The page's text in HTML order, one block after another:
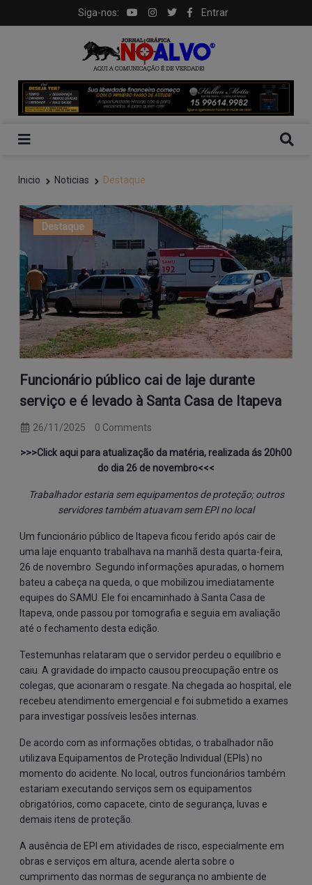
Siga-nos: Entrar
Inicio Noticias Destaque
Destaque
Funcionário público cai de laje durante
serviço e é levado à Santa Casa de Itapeva
26/11/2025 0 Comments
>>>Click aqui para atualização da matéria, realizada ás 20h00
do dia 26 de novembro<<<
Trabalhador estaria sem equipamentos de proteção; outros
servidores também atuavam sem EPI no local
Um funcionário público de Itapeva ficou ferido após cair de
uma laje enquanto trabalhava na manhã desta quarta-feira,
26 de novembro. Segundo informações apuradas, o homem
bateu a cabeça na queda, o que mobilizou imediatamente
equipes do SAMU. Ele foi encaminhado à Santa Casa de
Itapeva, onde passou por tomografia e seguia em avaliação
até o fechamento desta edição.
Testemunhas relataram que o servidor perdeu o equilíbrio e
caiu. A gravidade do impacto causou preocupação entre os
colegas, que acionaram o resgate. Na chegada ao hospital, ele
recebeu atendimento emergencial e foi submetido a exames
para investigar possíveis lesões internas.
De acordo com as informações obtidas, o trabalhador não
utilizava Equipamentos de Proteção Individual (EPIs) no
momento do acidente. No local, outros funcionários também
estariam executando serviços sem os equipamentos
obrigatórios, como capacete, cinto de segurança, luvas e
demais itens de proteção.
A ausência de EPI em atividades de risco, especialmente em
obras e serviços em altura, acende alerta sobre o
cumprimento das normas de segurança no ambiente de